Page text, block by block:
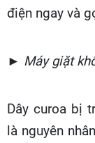
điện ngay và
► Máy giặt
Dây curoa bị
là nguyên